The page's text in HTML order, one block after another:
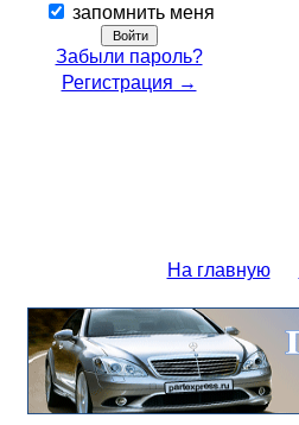
запомнить меня
Забыли пароль?
Регистрация →
На главную